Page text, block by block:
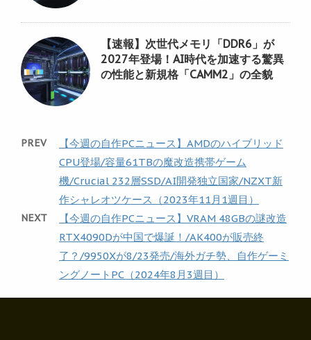
【速報】次世代メモリ「DDR6」が
2027年登場！AI時代を加速する驚異
の性能と新規格「CAMM2」の全貌
PREV
【今週の自作PCニュース】AMDのハイブリッド
CPU登場/容量61TBの魔改造携帯ゲーム
機/Crucial 232層SSD/AI開発独立国家/NZXT新
作シャレオツケース（2023年11月1週目）
NEXT
【今週の自作PCニュース】VRAM 48GBの謎改造
RTX4090Dが中国で爆誕！/AK400が販売終
了？/9950Xが8/23発売/海外ガチ勢、自作ゲーミ
ングノートPC（2024年8月3週目）